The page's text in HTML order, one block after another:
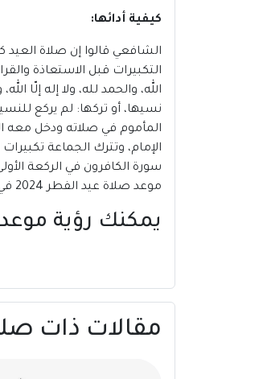
كيفية أدائها:
الشافعي قالوا إن صلاة العيد
التكبيرات قبل الاستعاذة
الله، والحمد لله، ولا إله إلّا
نسيها، أو تركها: لم يركع
المأموم في صلاته ودخل معه
الإمام، وتترك الجماعة
سورة الكافرون في الركعة
موعد صلاة عيد الفطر 2024 في شمال الشرقية | عمان.
يمكنك رؤية
مقالات ذات صلة بــ